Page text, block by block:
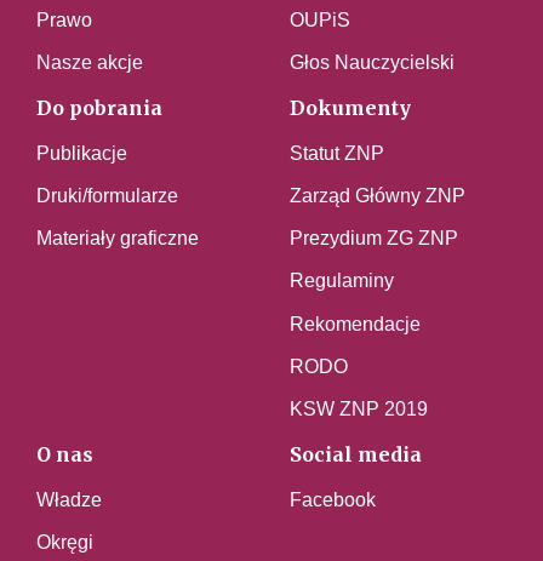
Prawo
Nasze akcje
OUPiS
Głos Nauczycielski
Do pobrania
Publikacje
Druki/formularze
Materiały graficzne
Dokumenty
Statut ZNP
Zarząd Główny ZNP
Prezydium ZG ZNP
Regulaminy
Rekomendacje
RODO
KSW ZNP 2019
O nas
Władze
Okręgi
Social media
Facebook